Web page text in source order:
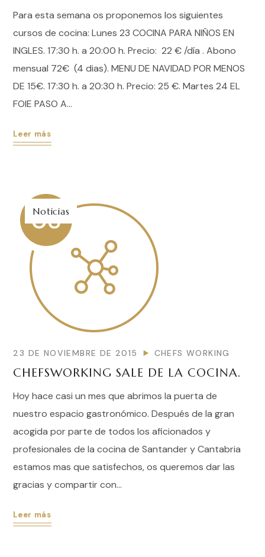
Para esta semana os proponemos los siguientes
cursos de cocina: Lunes 23 COCINA PARA NIÑOS EN
INGLES. 17:30 h. a 20:00 h. Precio: 22 € /día . Abono
mensual 72€ (4 dias). MENU DE NAVIDAD POR MENOS
DE 15€. 17:30 h. a 20:30 h. Precio: 25 €. Martes 24 EL
FOIE PASO A...
Leer más
Noticias
23 DE NOVIEMBRE DE 2015 CHEFS WORKING
CHEFSWORKING SALE DE LA COCINA.
Hoy hace casi un mes que abrimos la puerta de
nuestro espacio gastronómico. Después de la gran
acogida por parte de todos los aficionados y
profesionales de la cocina de Santander y Cantabria
estamos mas que satisfechos, os queremos dar las
gracias y compartir con...
Leer más